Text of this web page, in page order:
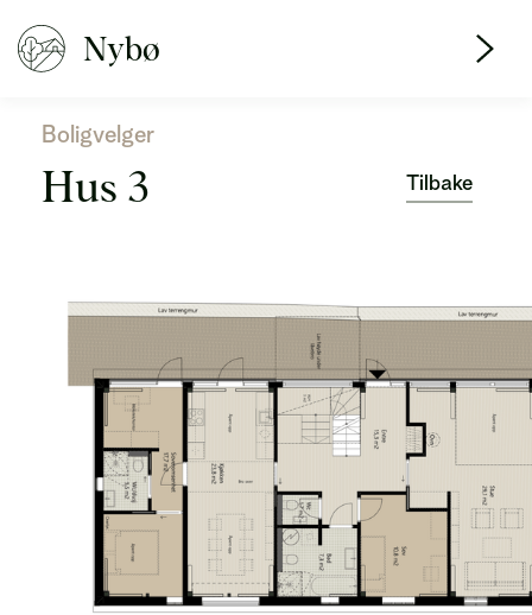
Nybø
Boligvelger
Hus 3 Tilbake